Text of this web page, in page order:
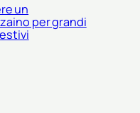
un
per grandi